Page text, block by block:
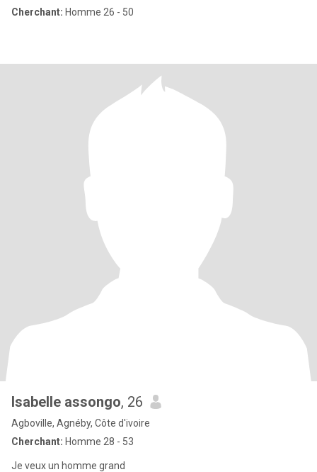
Cherchant: Homme 26 - 50
Isabelle assongo, 26
Agboville, Agnéby, Côte d'ivoire
Cherchant: Homme 28 - 53
Je veux un homme grand